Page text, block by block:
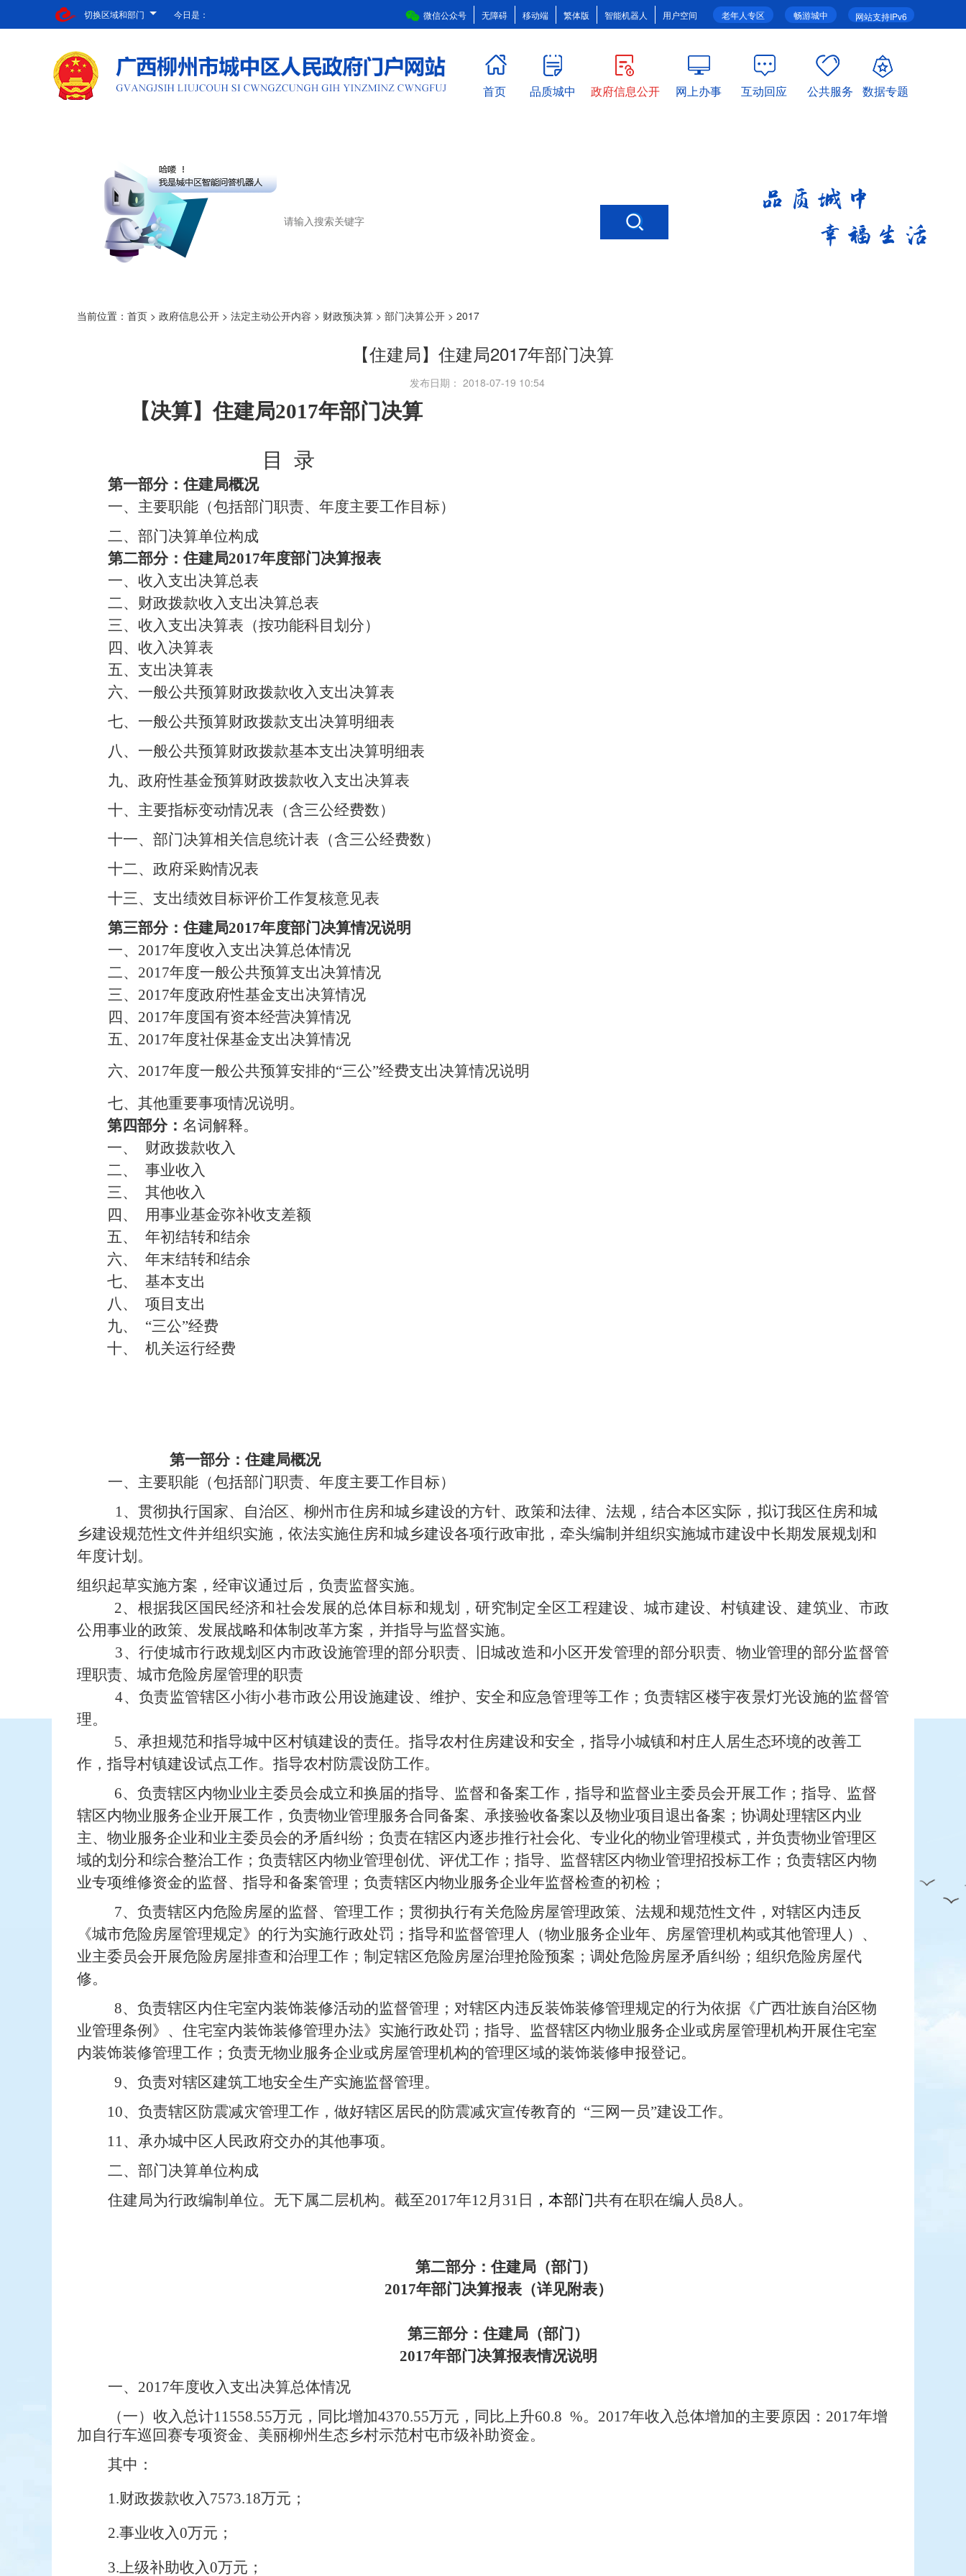
切换区域和部门 网站支持IPv6
畅游城中
老年人专区
微信公众号 无障碍 移动端 繁体版 智能机器人 用户空间
今日是：
首页 品质城中 政府信息公开 网上办事 互动回应 公共服务 数据专题
当前位置： 首页 > 政府信息公开 > 法定主动公开内容 > 财政预决算 > 部门决算公开 > 2017
【住建局】住建局2017年部门决算
发布日期： 2018-07-19 10:54
【决算】住建局2017年部门决算
目 录
第一部分：住建局概况
一、 主要职能（包括部门职责、年度主要工作目标）
二、部门决算单位构成
第二部分：住建局2017年度部门决算报表
一、收入支出决算总表
二、财政拨款收入支出决算总表
三、收入支出决算表（按功能科目划分）
四、收入决算表
五、支出决算表
六、一般公共预算财政拨款收入支出决算表
七、一般公共预算财政拨款支出决算明细表
八、一般公共预算财政拨款基本支出决算明细表
九、政府性基金预算财政拨款收入支出决算表
十、主要指标变动情况表（含三公经费数）
十一、部门决算相关信息统计表（含三公经费数）
十二、政府采购情况表
十三、支出绩效目标评价工作复核意见表
第三部分：住建局2017年度部门决算情况说明
一、2017年度收入支出决算总体情况
二、2017年度一般公共预算支出决算情况
三、2017年度政府性基金支出决算情况
四、2017年度国有资本经营决算情况
五、2017年度社保基金支出决算情况
六、2017年度一般公共预算安排的“三公”经费支出决算情况说明
七、其他重要事项情况说明。
第四部分： 名词解释。
一、 财政拨款收入
二、 事业收入
三、 其他收入
四、 用事业基金弥补收支差额
五、 年初结转和结余
六、 年末结转和结余
七、 基本支出
八、 项目支出
九、 “三公”经费
十、 机关运行经费
第一部分：住建局概况
一、主要职能（包括部门职责、年度主要工作目标）
1、贯彻执行国家、自治区、柳州市住房和城乡建设的方针、政策和法律、法规，结合本区实际， 拟订我区住房和城
乡建设规范性文件并组织实施 ， 依法实施住房和城乡建设各项行政审批 ， 牵头编制并组织实施城市建设中长期发展规划和
年度计划。
组织起草实施方案，经审议通过后，负责监督实施。
2、根据我区国民经济和社会发展的总体目标和规划，研究制定全区工程建设、城市建设、村镇建设、建筑业、市政
公用事业的政策、发展战略和体制改革方案，并指导与监督实施。
3、行使城市行政规划区内市政设施管理的部分职责、旧城改造和小区开发管理的部分职责、物业管理的部分监督管
理职责、 城市危险房屋管理的职责
4、 负责监管辖区小街小巷市政公用设施建设、 维护、 安全和应急管理等工作 ；负责辖区楼宇夜景灯光设施的监督管
理。
5、承担规范和指导城中区村镇建设的责任。指导农村住房建设和安全，指导小城镇和村庄人居生态环境的改善工
作，指导村镇建设试点工作。指导农村防震设防工作。
6、负责辖区内物业业主委员会成立和换届的指导、监督和备案工作，指导和监督业主委员会开展工作；指导、监督
辖区内物业服务企业开展工作，负责物业管理服务合同备案、承接验收备案以及物业项目退出备案；协调处理辖区内业
主、物业服务企业和业主委员会的矛盾纠纷；负责在辖区内逐步推行社会化、专业化的物业管理模式，并负责物业管理区
域的划分和综合整治工作；负责辖区内物业管理创优、评优工作；指导、监督辖区内物业管理招投标工作；负责辖区内物
业专项维修资金的监督、指导和备案管理；负责辖区内物业服务企业年监督检查的初检；
7、负责辖区内危险房屋的监督、管理工作；贯彻执行有关危险房屋管理政策、法规和规范性文件，对辖区内违反
《城市危险房屋管理规定》的行为实施行政处罚；指导和监督管理人（物业服务企业年、房屋管理机构或其他管理人）、
业主委员会开展危险房屋排查和治理工作；制定辖区危险房屋治理抢险预案；调处危险房屋矛盾纠纷；组织危险房屋代
修。
8、负责辖区内住宅室内装饰装修活动的监督管理；对辖区内违反装饰装修管理规定的行为依据《广西壮族自治区物
业管理条例》、住宅室内装饰装修管理办法》实施行政处罚；指导、监督辖区内物业服务企业或房屋管理机构开展住宅室
内装饰装修管理工作；负责无物业服务企业或房屋管理机构的管理区域的装饰装修申报登记。
9、负责对辖区建筑工地安全生产实施监督管理。
10、负责辖区防震减灾管理工作，做好辖区居民的防震减灾宣传教育的 “三网一员”建设工作。
11、 承办城中区人民政府交办的其他事项。
二、部门决算单位构成
住建局为行政编制单位。无下属二层机构。 截至2017年12月31日 ，本部门共有在职在编人员8人。
第二部分：住建局 （部门）
2017年部门决算报表（详见附表）
第三部分：住建局 （部门）
2017年部门决算报表情况说明
一、 2017年度收入支出决算总体情况
（一） 收入总计11558.55万元，同比增加4370.55万元，同比上升60.8 %。2017年收入总体增加的主要原因：2017年增
加自行车巡回赛专项资金、美丽柳州生态乡村示范村屯市级补助资金。
其中：
1.财政拨款收入7573.18万元；
2.事业收入0万元；
3.上级补助收入0万元；